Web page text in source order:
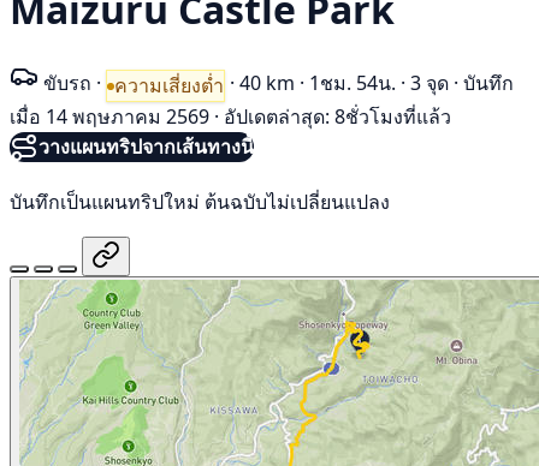
ขับรถ · ความเสี่ยงต่ำ · 40 km · 1ชม. 54น. · 3 จุด · บันทึก
เมื่อ 14 พฤษภาคม 2569 · อัปเดตล่าสุด: 8ชั่วโมงที่แล้ว
วางแผนทริปจากเส้นทางนี้
บันทึกเป็นแผนทริปใหม่ ต้นฉบับไม่เปลี่ยนแปลง